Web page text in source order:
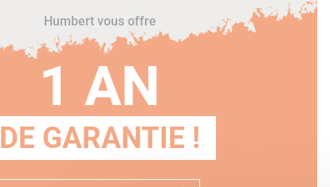
Humbert vous offre
1 AN
DE GARANTIE !